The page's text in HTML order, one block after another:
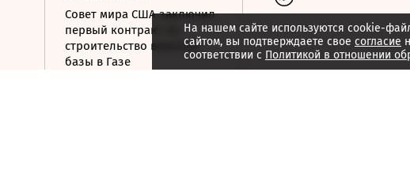
Совет мира США заключил
первый контракт на
строительство военной
базы в Газе
На нашем сайте используются cookie-
сайтом, вы подтверждаете свое согласие
соответствии с Политикой в отношении